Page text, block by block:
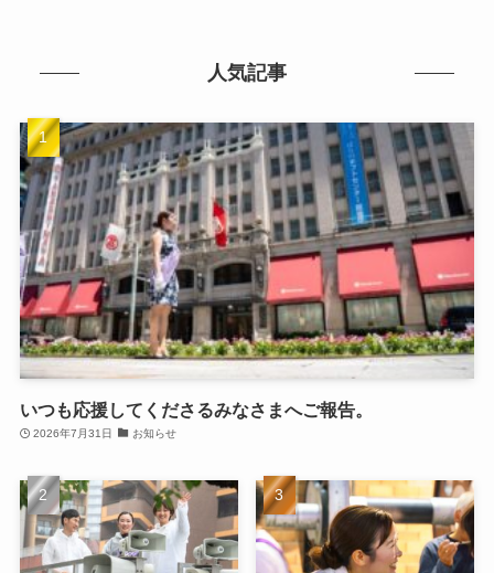
人気記事
いつも応援してくださるみなさまへご報告。
2026年7月31日 お知らせ